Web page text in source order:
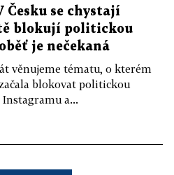
Česku se chystají
blokují politickou
je nečekaná
věnujeme tématu, o kterém
blokovat politickou
a...